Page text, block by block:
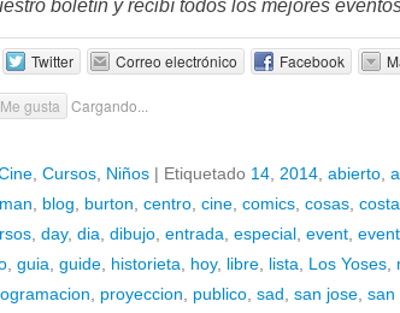
boletín y recibí todos los mejores
Twitter Correo electrónico Facebook
Me gusta Cargando...
Cursos Niños | Etiquetado 14 2014 abierto
blog burton centro cine comics cosas
day, dia dibujo entrada especial event
guia guide historieta hoy, libre lista Los Yoses
proyeccion publico sad san jose san